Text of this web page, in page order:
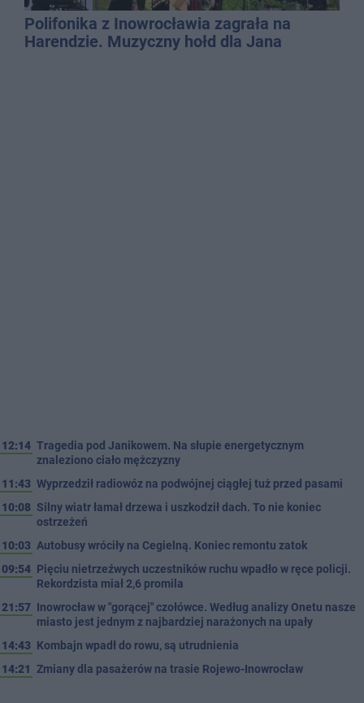
Polifonika z Inowrocławia zagrała na
Harendzie. Muzyczny hołd dla Jana
12:14 Tragedia pod Janikowem. Na słupie energetycznym
znaleziono ciało mężczyzny
11:43 Wyprzedził radiowóz na podwójnej ciągłej tuż przed pasami
10:08 Silny wiatr łamał drzewa i uszkodził dach. To nie koniec
ostrzeżeń
10:03 Autobusy wróciły na Cegielną. Koniec remontu zatok
09:54 Pięciu nietrzeźwych uczestników ruchu wpadło w ręce policji.
Rekordzista miał 2,6 promila
21:57 Inowrocław w "gorącej" czołówce. Według analizy Onetu nasze
miasto jest jednym z najbardziej narażonych na upały
14:43 Kombajn wpadł do rowu, są utrudnienia
14:21 Zmiany dla pasażerów na trasie Rojewo-Inowrocław